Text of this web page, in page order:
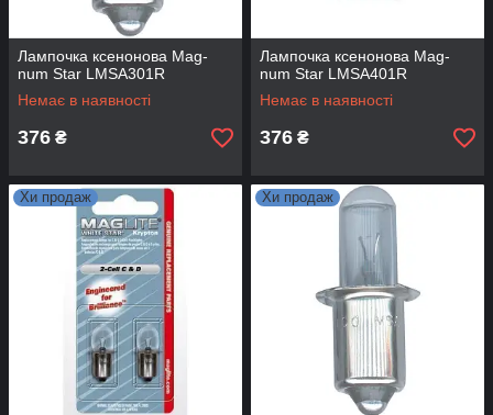
Лампочка ксенонова Mag-
num Star LMSA301R
Немає в наявності
376 ₴
Лампочка ксенонова Mag-
num Star LMSA401R
Немає в наявності
376 ₴
Хи продаж Хи продаж